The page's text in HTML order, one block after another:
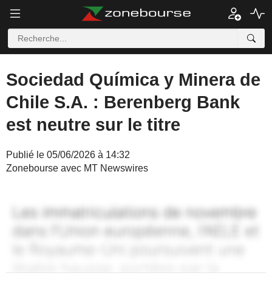
Sociedad Química y Minera de
Chile S.A. : Berenberg Bank
est neutre sur le titre
Publié le 05/06/2026 à 14:32
Zonebourse avec MT Newswires